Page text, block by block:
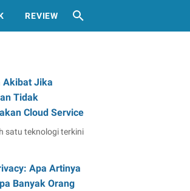
REVIEW
Akibat Jika
Tidak
Cloud Service
satu teknologi terkini
Apa Artinya
Banyak Orang